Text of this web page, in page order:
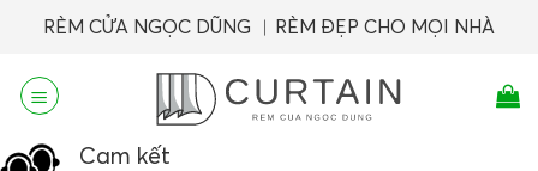
content
RÈM CỬA NGỌC DŨNG ︱RÈM ĐẸP CHO MỌI NHÀ
Cam kết